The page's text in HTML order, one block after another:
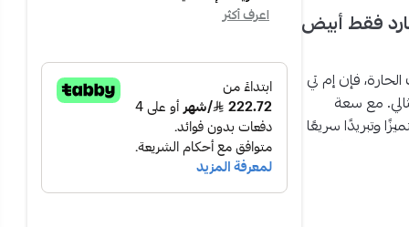
انفيرتر 22000 وحدة بارد فقط أبيض
فإن إم تي
المثالي. مع سعة
وتبريدًا سريعًا
ولأنه يأتي
اعرف أكثر